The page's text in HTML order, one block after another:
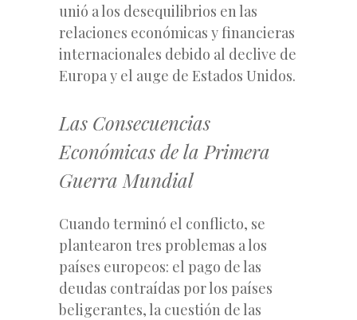
unió a los desequilibrios en las
relaciones económicas y financieras
internacionales debido al declive de
Europa y el auge de Estados Unidos.
Las Consecuencias
Económicas de la Primera
Guerra Mundial
Cuando terminó el conflicto, se
plantearon tres problemas a los
países europeos: el pago de las
deudas contraídas porlos países
beligerantes, la cuestión de las